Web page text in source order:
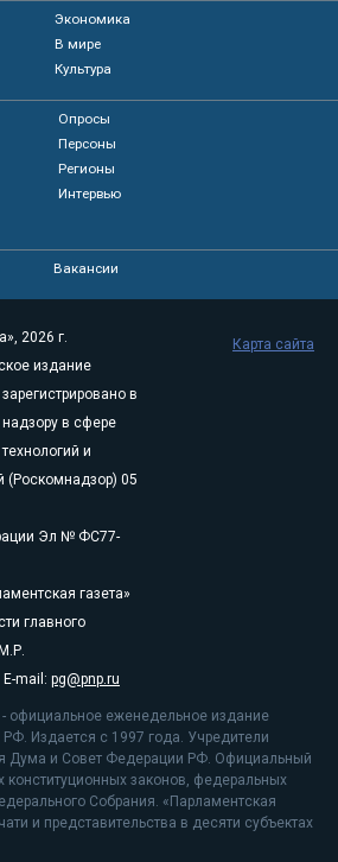
Экономика
В мире
Культура
Опросы
Персоны
Регионы
Интервью
Вакансии
2026 г.
издание
в
в сфере
и
(Роскомнадзор) 05
Эл № ФС77-
газета»
главного
mail: pg@pnp.ru
- официальное еженедельное издание
Издается с 1997 года. Учредители
Дума и Совет Федерации РФ. Официальный
конституционных законов, федеральных
Собрания. «Парламентская
и представительства в десяти субъектах
Карта сайта